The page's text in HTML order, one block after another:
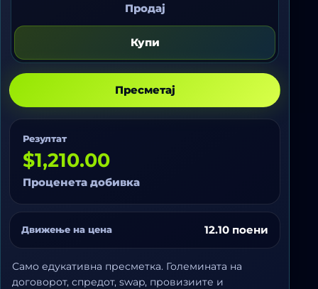
продај
Продај
Купи
Пресметај
Резултат
$1,210.00
Проценета добивка
Движење на цена 12.10 поени
Само едукативна пресметка. Големината на
договорот, спредот, swap, провизиите и